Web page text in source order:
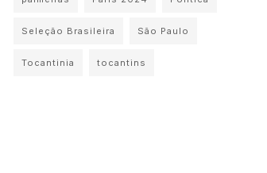
Seleção Brasileira São Paulo
Tocantinia tocantins